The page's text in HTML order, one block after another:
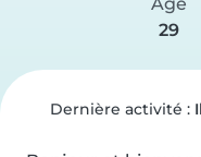
29
Dernière activité :